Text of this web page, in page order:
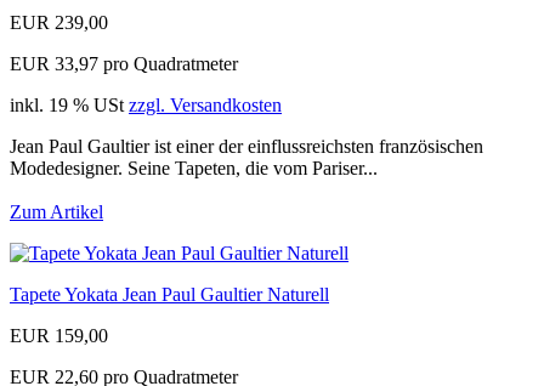
EUR 239,00
EUR 33,97 pro Quadratmeter
inkl. 19 % USt zzgl. Versandkosten
Jean Paul Gaultier ist einer der einflussreichsten französischen
Modedesigner. Seine Tapeten, die vom Pariser...
Zum Artikel
Tapete Yokata Jean Paul Gaultier Naturell
EUR 159,00
EUR 22,60 pro Quadratmeter